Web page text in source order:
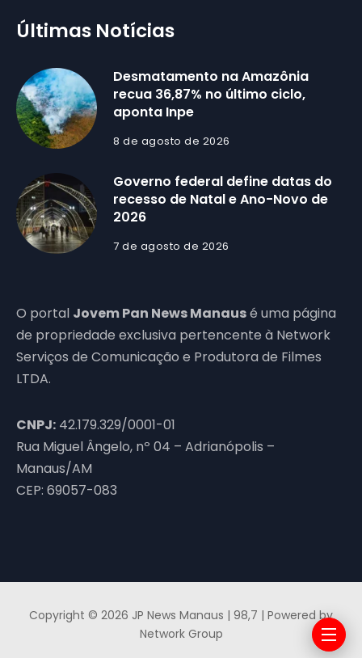
Últimas Notícias
Desmatamento na Amazônia
recua 36,87% no último ciclo,
aponta Inpe
8 de agosto de 2026
Governo federal define datas do
recesso de Natal e Ano-Novo de
2026
7 de agosto de 2026
O portal Jovem Pan News Manausé uma página
de propriedade exclusiva pertencente à Network
Serviços de Comunicação e Produtora de Filmes
LTDA.
CNPJ: 42.179.329/0001-01
Rua Miguel Ângelo, nº 04 – Adrianópolis –
Manaus/AM
CEP: 69057-083
Copyright © 2026 JP News Manaus | 98,7 | Powered by
Network Group